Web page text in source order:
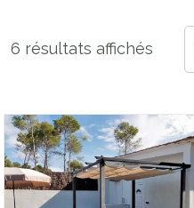
6 résultats affichés